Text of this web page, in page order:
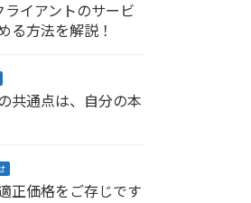
イアントのサービ
る方法を解説！
共通点は、自分の本
正価格をご存じです